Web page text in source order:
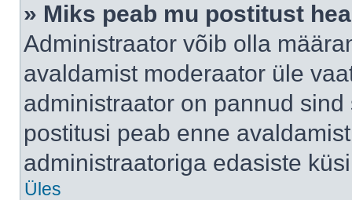
» Miks peab mu postitust
Administraator võib olla
avaldamist moderaator üle
administraator on pannud
postitusi peab enne
administraatoriga edasiste
Üles